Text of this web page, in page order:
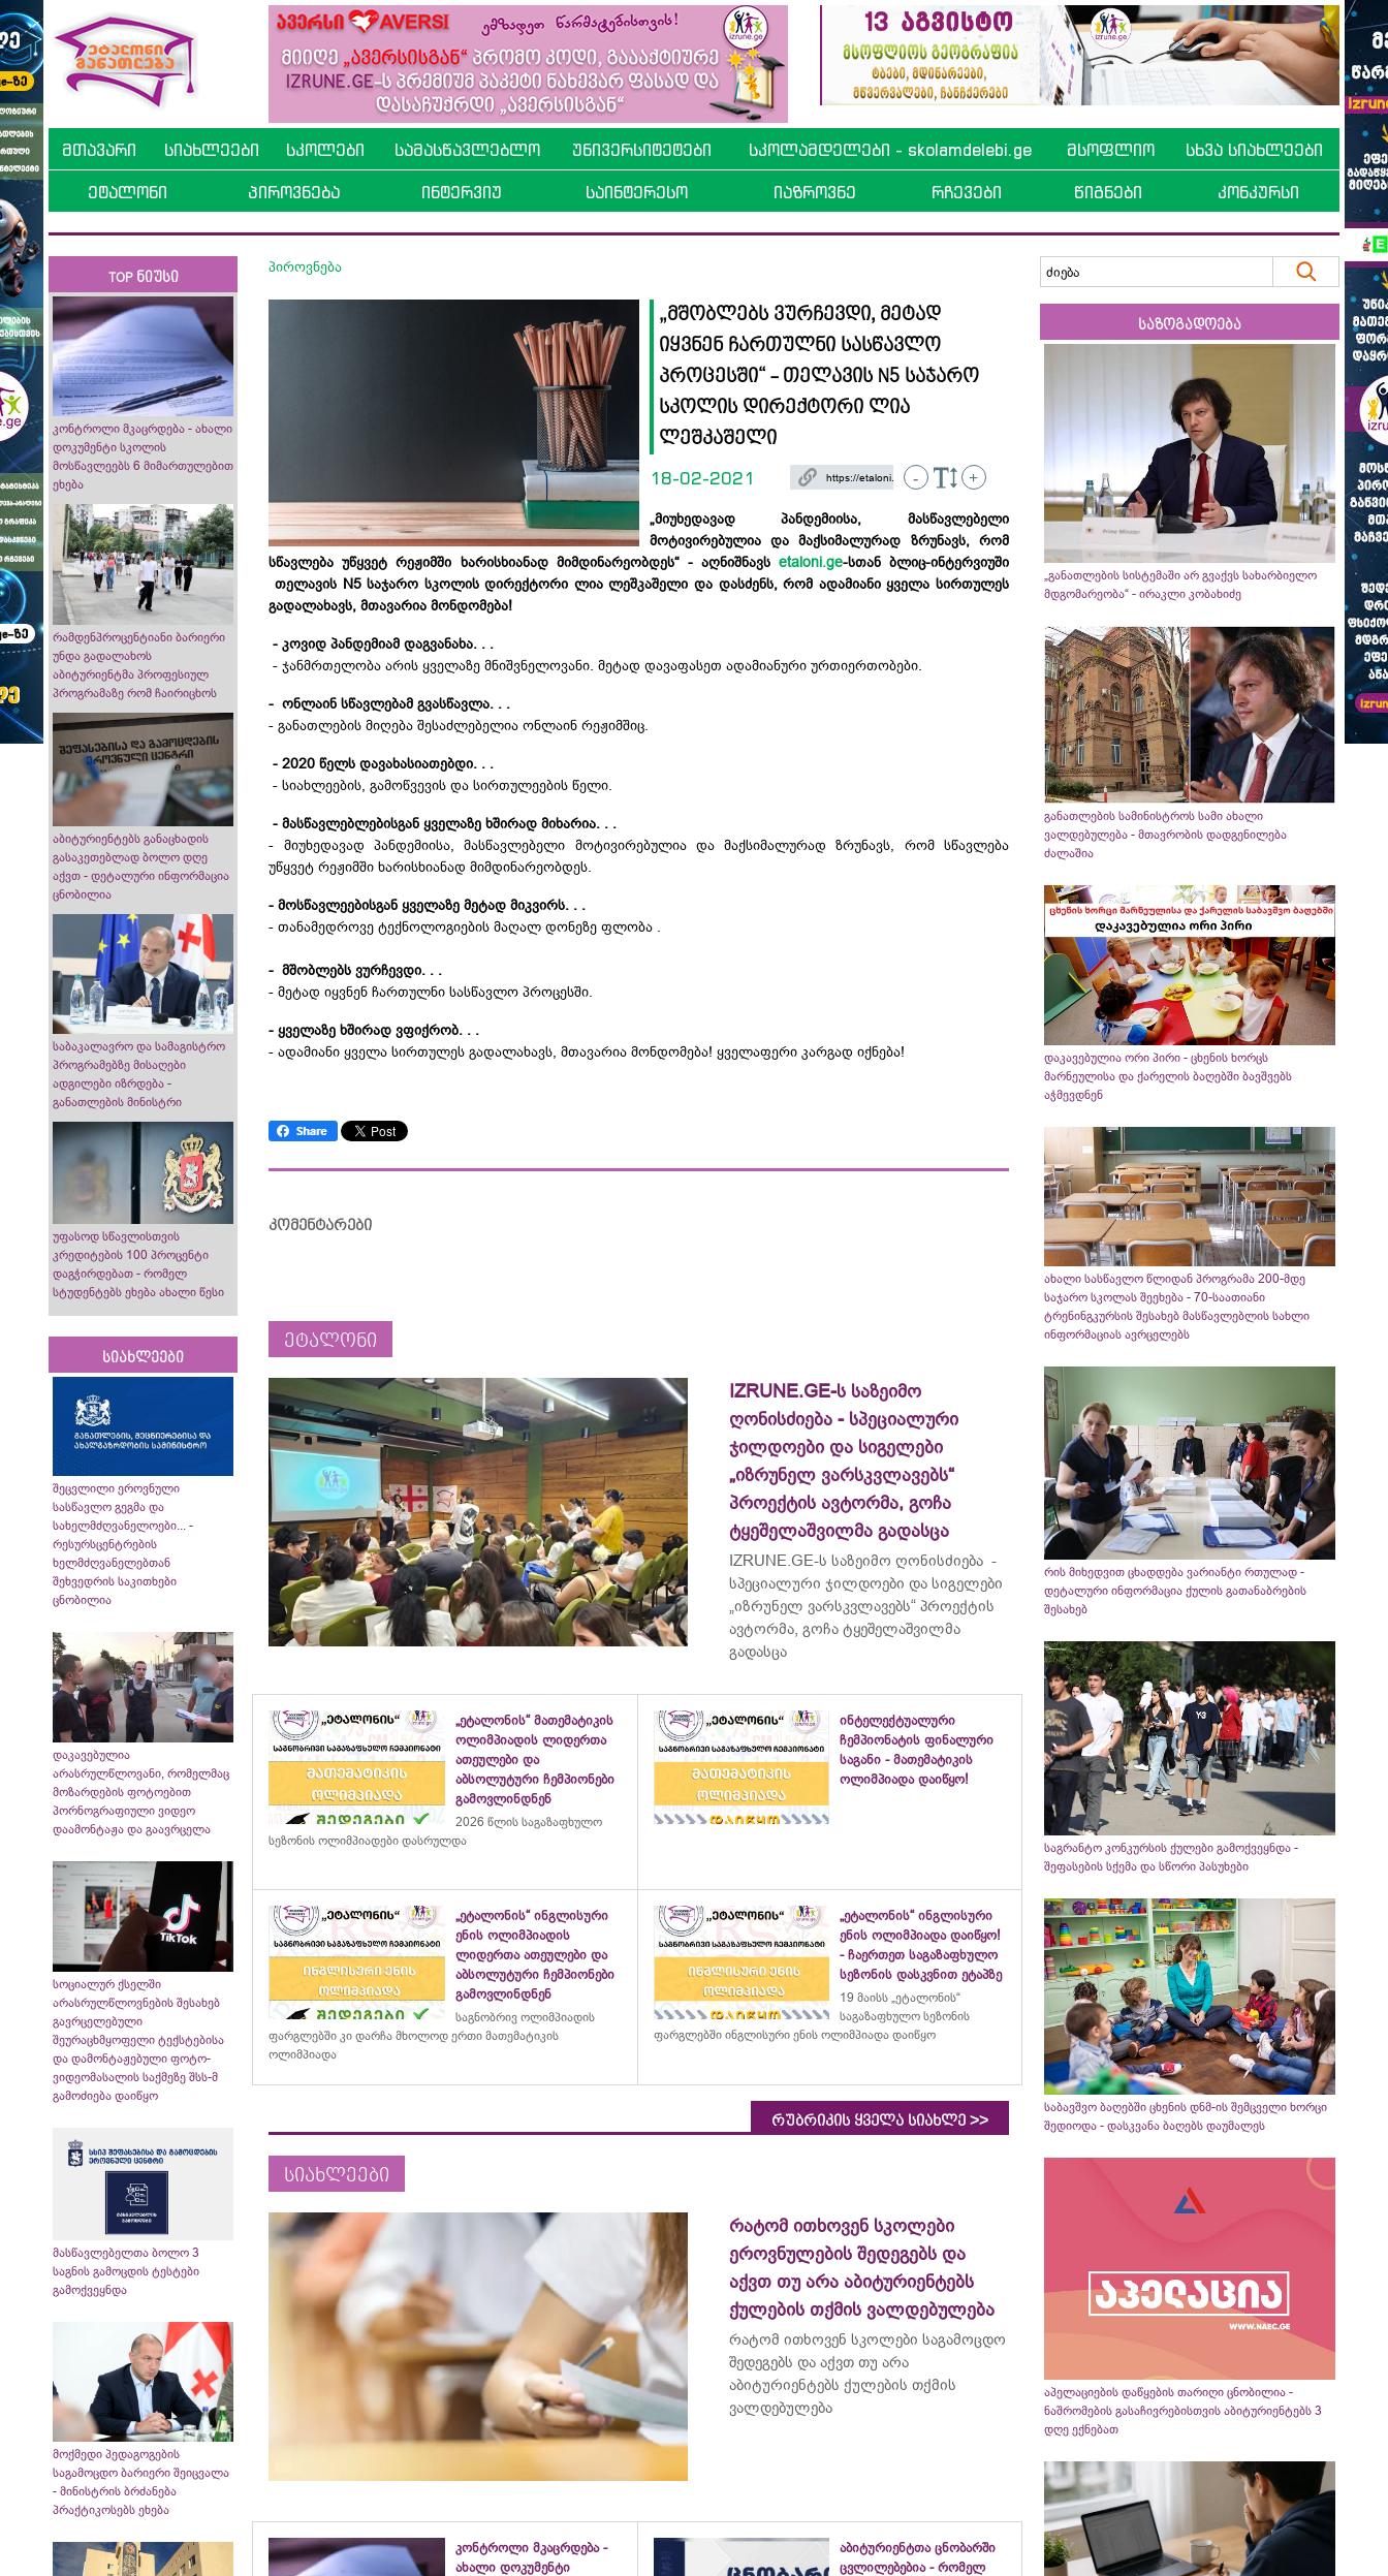
მთავარი სიახლეები სკოლები სამასწავლებლო უნივერსიტეტები სკოლამდელები - skolamdelebi.ge მსოფლიო სხვა სიახლეები
ეტალონი პიროვნება ინტერვიუ საინტერესო იაზროვნე რჩევები წიგნები კონკურსი
TOP ნიუსი
კონტროლი მკაცრდება - ახალი
დოკუმენტი სკოლის
მოსწავლეებს 6 მიმართულებით
ეხება
რამდენპროცენტიანი ბარიერი
უნდა გადალახოს
აბიტურიენტმა პროფესიულ
პროგრამაზე რომ ჩაირიცხოს
აბიტურიენტებს განაცხადის
გასაკეთებლად ბოლო დღე
აქვთ - დეტალური ინფორმაცია
ცნობილია
საბაკალავრო და სამაგისტრო
პროგრამებზე მისაღები
ადგილები იზრდება -
განათლების მინისტრი
უფასოდ სწავლისთვის
კრედიტების 100 პროცენტი
დაგჭირდებათ - რომელ
სტუდენტებს ეხება ახალი წესი
სიახლეები
შეცვლილი ეროვნული
სასწავლო გეგმა და
სახელმძღვანელოები... -
რესურსცენტრების
ხელმძღვანელებთან
შეხვედრის საკითხები
ცნობილია
დაკავებულია
არასრულწლოვანი, რომელმაც
მოზარდების ფოტოებით
პორნოგრაფიული ვიდეო
დაამონტაჟა და გაავრცელა
სოციალურ ქსელში
არასრულწლოვნების შესახებ
გავრცელებული
შეურაცხმყოფელი ტექსტებისა
და დამონტაჟებული ფოტო-
ვიდეომასალის საქმეზე შსს-მ
გამოძიება დაიწყო
მასწავლებელთა ბოლო 3
საგნის გამოცდის ტესტები
გამოქვეყნდა
მოქმედი პედაგოგების
საგამოცდო ბარიერი შეიცვალა
- მინისტრის ბრძანება
პრაქტიკოსებს ეხება
პიროვნება
„მშობლებს ვურჩევდი, მეტად
იყვნენ ჩართულნი სასწავლო
პროცესში“ - თელავის N5 საჯარო
სკოლის დირექტორი ლია
ლეშკაშელი
18-02-2021 - +
„მიუხედავად პანდემიისა, მასწავლებელი
მოტივირებულია და მაქსიმალურად ზრუნავს, რომ
სწავლება უწყვეტ რეჟიმში ხარისხიანად მიმდინარეობდეს“ - აღნიშნავს etaloni.ge-სთან ბლიც-ინტერვიუში​
თელავის N5 საჯარო სკოლის დირექტორი ლია ლეშკაშელი და დასძენს, რომ ადამიანი ყველა სირთულეს
გადალახავს, მთავარია მონდომება!
- კოვიდ პანდემიამ დაგვანახა. . .
- ჯანმრთელობა არის ყველაზე მნიშვნელოვანი. მეტად დავაფასეთ ადამიანური ურთიერთობები.
- ონლაინ სწავლებამ გვასწავლა. . .
- განათლების მიღება შესაძლებელია ონლაინ რეჟიმშიც.
- 2020 წელს დავახასიათებდი. . .
- სიახლეების, გამოწვევის და სირთულეების წელი.
- მასწავლებლებისგან ყველაზე ხშირად მიხარია. . .
-
მიუხედავად პანდემიისა, მასწავლებელი მოტივირებულია და მაქსიმალურად ზრუნავს, რომ სწავლება
უწყვეტ რეჟიმში ხარისხიანად მიმდინარეობდეს.
- მოსწავლეებისგან ყველაზე მეტად მიკვირს. . .
- თანამედროვე ტექნოლოგიების მაღალ დონეზე ფლობა .
- მშობლებს ვურჩევდი. . .
- მეტად იყვნენ ჩართულნი სასწავლო პროცესში.
- ყველაზე ხშირად ვფიქრობ. . .
- ადამიანი ყველა სირთულეს გადალახავს, მთავარია მონდომება! ყველაფერი კარგად იქნება!
კომენტარები
ეტალონი
IZRUNE.GE-ს საზეიმო
ღონისძიება - სპეციალური
ჯილდოები და სიგელები
„იზრუნელ ვარსკვლავებს“
პროექტის ავტორმა, გოჩა
ტყეშელაშვილმა გადასცა
IZRUNE.GE-ს საზეიმო ღონისძიება -
სპეციალური ჯილდოები და სიგელები
„იზრუნელ ვარსკვლავებს“ პროექტის
ავტორმა, გოჩა ტყეშელაშვილმა
გადასცა
„ეტალონის“ მათემატიკის
ოლიმპიადის ლიდერთა
ათეულები და
აბსოლუტური ჩემპიონები
გამოვლინდნენ
2026 წლის საგაზაფხულო
სეზონის ოლიმპიადები დასრულდა
ინტელექტუალური
ჩემპიონატის ფინალური
საგანი - მათემატიკის
ოლიმპიადა დაიწყო!
„ეტალონის“ ინგლისური
ენის ოლიმპიადის
ლიდერთა ათეულები და
აბსოლუტური ჩემპიონები
გამოვლინდნენ
საგნობრივ ოლიმპიადის
ფარგლებში კი დარჩა მხოლოდ ერთი მათემატიკის
ოლიმპიადა
„ეტალონის“ ინგლისური
ენის ოლიმპიადა დაიწყო!
- ჩაერთეთ საგაზაფხულო
სეზონის დასკვნით ეტაპზე
19 მაისს „ეტალონის“
საგაზაფხულო სეზონის
ფარგლებში ინგლისური ენის ოლიმპიადა დაიწყო
რუბრიკის ყველა სიახლე >>
სიახლეები
რატომ ითხოვენ სკოლები
ეროვნულების შედეგებს და
აქვთ თუ არა აბიტურიენტებს
ქულების თქმის ვალდებულება
რატომ ითხოვენ სკოლები საგამოცდო
შედეგებს და აქვთ თუ არა
აბიტურიენტებს ქულების თქმის
ვალდებულება
კონტროლი მკაცრდება -
ახალი დოკუმენტი
აბიტურიენტთა ცნობარში
ცვლილებებია - რომელ
საზოგადოება
„განათლების სისტემაში არ გვაქვს სახარბიელო
მდგომარეობა“ - ირაკლი კობახიძე
განათლების სამინისტროს სამი ახალი
ვალდებულება - მთავრობის დადგენილება
ძალაშია
დაკავებულია ორი პირი - ცხენის ხორცს
მარნეულისა და ქარელის ბაღებში ბავშვებს
აჭმევდნენ
ახალი სასწავლო წლიდან პროგრამა 200-მდე
საჯარო სკოლას შეეხება - 70-საათიანი
ტრენინგკურსის შესახებ მასწავლებლის სახლი
ინფორმაციას ავრცელებს
რის მიხედვით ცხადდება ვარიანტი რთულად -
დეტალური ინფორმაცია ქულის გათანაბრების
შესახებ
საგრანტო კონკურსის ქულები გამოქვეყნდა -
შეფასების სქემა და სწორი პასუხები
საბავშვო ბაღებში ცხენის დნმ-ის შემცველი ხორცი
შედიოდა - დასკვანა ბაღებს დაუმალეს
აპელაციების დაწყების თარიღი ცნობილია -
ნაშრომების გასაჩივრებისთვის აბიტურიენტებს 3
დღე ექნებათ